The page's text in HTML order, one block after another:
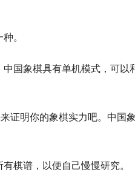
。
国象棋具有单机模式，可以
证明你的象棋实力吧。中国
棋谱，以便自己慢慢研究。